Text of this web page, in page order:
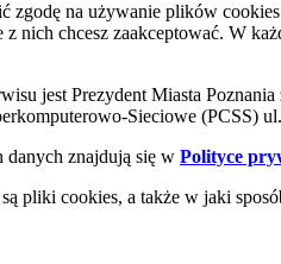
zgodę na używanie plików
nich chcesz zaakceptować. W
jest Prezydent Miasta
Sieciowe (PCSS)
danych znajdują się w Polityce
pliki cookies, a także w jaki